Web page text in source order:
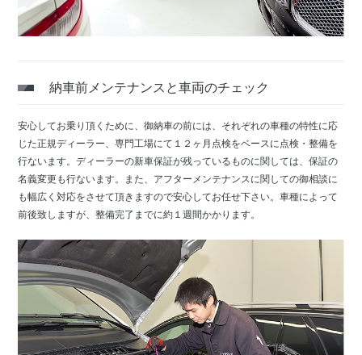
納車前メンテナンスと車両のチェック
安心してお乗り頂くために、御納車の前には、それぞれの車種の特性に応
じた正規ディーラー、専門工場にて１２ヶ月点検をベースに点検・整備を
行ないます。ディーラーの新車保証が残っているものに関しては、保証の
名義変更も行ないます。また、アフターメンテナンスに関しての御相談に
も幅広く対応をさせて頂きますので安心してお任せ下さい。車種によって
前後致しますが、整備完了までに約１週間かかります。